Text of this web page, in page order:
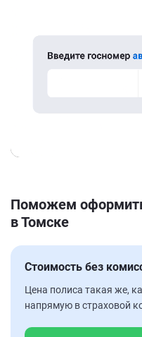
Поможем
в Томске
Стоимость без
Цена полиса такая же,
напрямую в страховой